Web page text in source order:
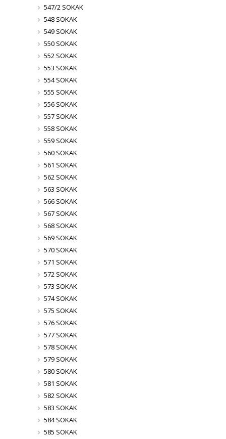
547/2 SOKAK
548 SOKAK
549 SOKAK
550 SOKAK
552 SOKAK
553 SOKAK
554 SOKAK
555 SOKAK
556 SOKAK
557 SOKAK
558 SOKAK
559 SOKAK
560 SOKAK
561 SOKAK
562 SOKAK
563 SOKAK
566 SOKAK
567 SOKAK
568 SOKAK
569 SOKAK
570 SOKAK
571 SOKAK
572 SOKAK
573 SOKAK
574 SOKAK
575 SOKAK
576 SOKAK
577 SOKAK
578 SOKAK
579 SOKAK
580 SOKAK
581 SOKAK
582 SOKAK
583 SOKAK
584 SOKAK
585 SOKAK